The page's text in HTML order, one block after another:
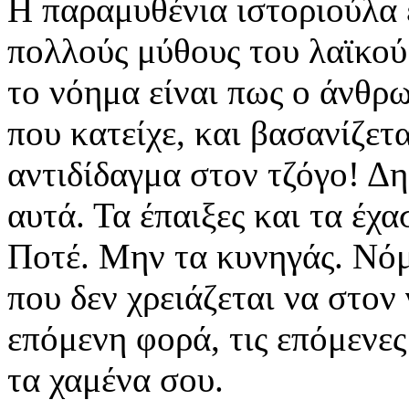
Η παραμυθένια
πολλούς μύθους του
το νόημα είναι πως ο
που κατείχε, και
αντιδίδαγμα στον τζόγο!
αυτά. Τα έπαιξες και τα
Ποτέ. Μην τα κυνηγάς.
που δεν χρειάζεται να
επόμενη φορά, τις
τα χαμένα σου.